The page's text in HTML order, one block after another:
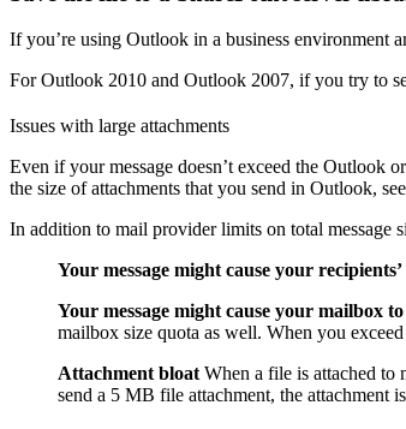
If you’re using Outlook in a business environment
For Outlook 2010 and Outlook 2007, if you try to
Issues with large attachments
Even if your message doesn’t exceed the Outlook
the size of attachments that you send in Outlook,
In addition to mail provider limits on total message
Your message might cause your
Your message might cause your mailbox
mailbox size quota as well. When you
Attachment bloat When a file is attached to
send a 5 MB file attachment, the attachment